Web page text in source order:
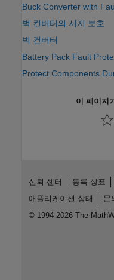
Buck Converter with
벅 컨버터의 서지 보호
벅 컨버터
Battery Pack Fault
Protect Components
이 페이지
신뢰 센터 등록 상표
애플리케이션 상태
문
© 1994-2026 The